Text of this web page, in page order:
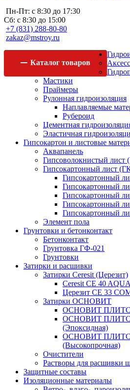
Пн-Пт: с 8:30 до 17:30
Сб: с 8:30 до 15:00
+7 (831) 288-80-80
zakaz@mstroy.ru
Каталог товаров
Мастики
Праймеры
Рулонная гидроизоляция
Наплавляемые
Рубероид
Цементная
Эластичная
Гипсокартон и листовые
Аквапанель
Гипсоволокнистый лист
Гипсокартонный лист
Гипсокартонный
Гипсокартонный
Гипсокартонный
Гипсокартонный
Гипсокартонный
Элемент пола
Грунтовки и бетонконтакт
Бетонконтакт
Грунтовка ГФ-021
Грунтовки
Затирки и расшивки
Затирки Ceresit (Церезит)
Ceresit CE 40
Церезит CE 33
Затирки ОСНОВИТ
ОСНОВИТ
ОСНОВИТ
(Эпоксидная)
ОСНОВИТ
(Высокопрочная)
Очистители
Растворы для расшивки
Защитные составы
Изоляционные материалы